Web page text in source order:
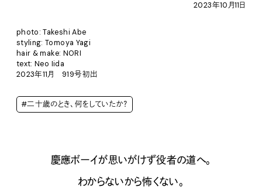
2023年10月11日
photo: Takeshi Abe
styling: Tomoya Yagi
hair & make: NORI
text: Neo Iida
2023年11月 919号初出
#二十歳のとき、何をしていたか？
慶應ボーイが思いがけず役者の道へ。
わからないから怖くない。